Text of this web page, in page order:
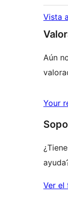
Vista
Aún
Your
Ver